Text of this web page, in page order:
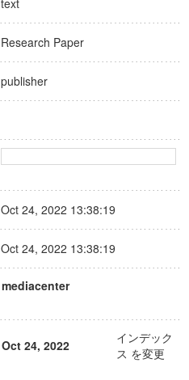
text
Research Paper
publisher
Oct 24, 2022 13:38:19
Oct 24, 2022 13:38:19
mediacenter
Oct 24, 2022
インデック
ス を変更